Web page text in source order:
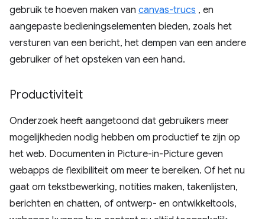
gebruik te hoeven maken van canvas-trucs , en
aangepaste bedieningselementen bieden, zoals het
versturen van een bericht, het dempen van een andere
gebruiker of het opsteken van een hand.
Productiviteit
Onderzoek heeft aangetoond dat gebruikers meer
mogelijkheden nodig hebben om productief te zijn op
het web. Documenten in Picture-in-Picture geven
webapps de flexibiliteit om meer te bereiken. Of het nu
gaat om tekstbewerking, notities maken, takenlijsten,
berichten en chatten, of ontwerp- en ontwikkeltools,